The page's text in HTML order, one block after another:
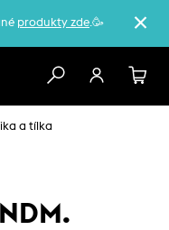
produkty zde.🥳
a tílka